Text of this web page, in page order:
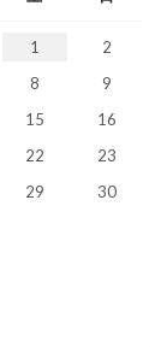
1
2
8
9
15
16
22
23
29
30